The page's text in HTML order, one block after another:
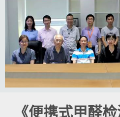
《便携式甲醛